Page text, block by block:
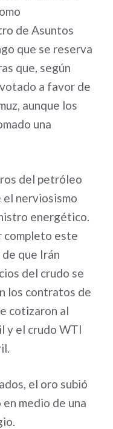
de Asuntos
que se reserva
que, según
a favor de
aunque los
una
del petróleo
el nerviosismo
energético.
completo este
que Irán
del crudo se
los contratos de
cotizaron al
y el crudo WTI
el oro subió
en medio de una